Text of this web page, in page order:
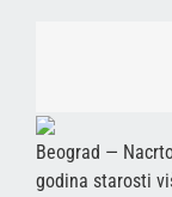
Beograd —
godina starosti